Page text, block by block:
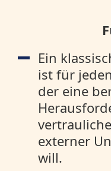
Ein
ist für
der eine
externer
will.